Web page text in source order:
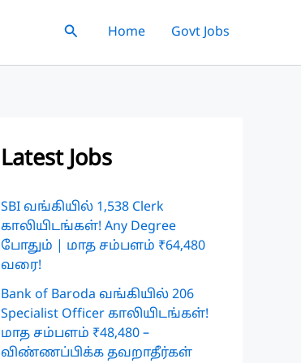
SearchHome Govt Jobs
Latest Jobs
SBI வங்கியில் 1,538 Clerk
காலியிடங்கள்! Any Degree
போதும் | மாத சம்பளம் ₹64,480
வரை!
Bank of Baroda வங்கியில் 206
Specialist Officer காலியிடங்கள்!
மாத சம்பளம் ₹48,480 –
விண்ணப்பிக்க தவறாதீர்கள்